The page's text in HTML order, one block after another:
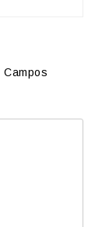
Campos